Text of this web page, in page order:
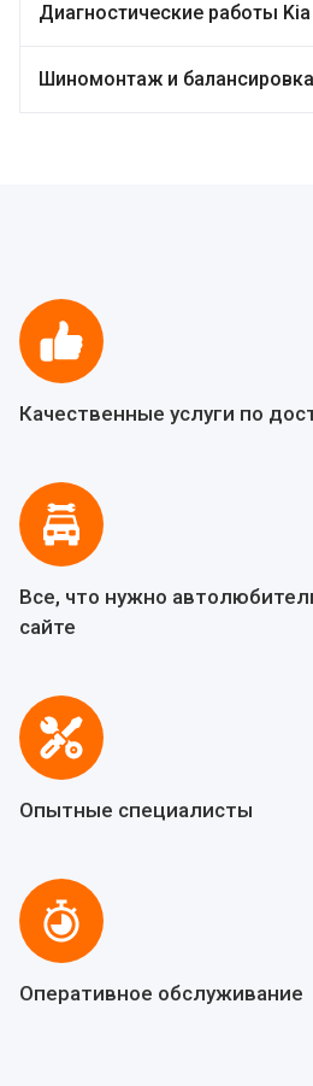
Диагностические работы Kia
Шиномонтаж и
Качественные услуги по
Все, что нужно
сайте
Опытные специалисты
Оперативное обслуживание